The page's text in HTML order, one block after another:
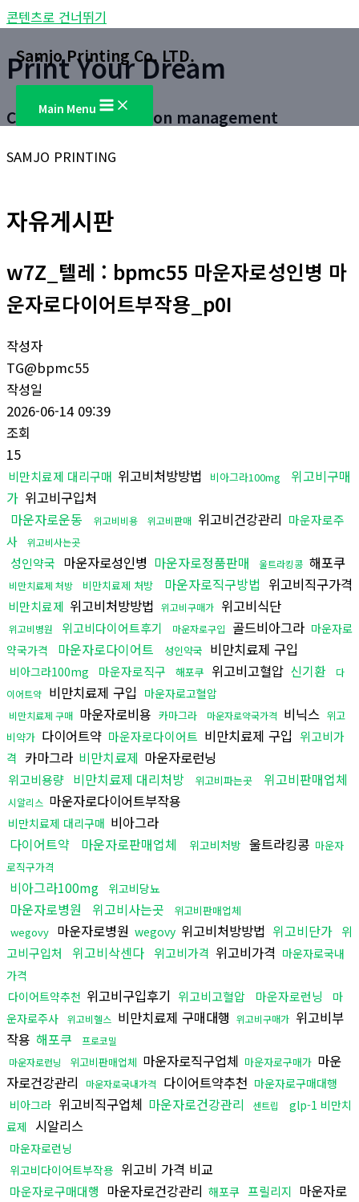
콘텐츠로 건너뛰기
Samjo Printing Co. LTD.
Main Menu
Print Your Dream
Customer satisfaction management
SAMJO PRINTING
자유게시판
w7Z_텔레 : bpmc55 마운자로성인병 마
운자로다이어트부작용_p0I
작성자
TG@bpmc55
작성일
2026-06-14 09:39
조회
15
비만치료제 대리구매 위고비처방방법 비아그라100mg
위고비구매
가 위고비구입처
마운자로운동
위고비비용 위고비판매 위고비건강관리 마운자로주
사
위고비사는곳
성인약국 마운자로성인병 마운자로정품판매 울트라킹콩 해포쿠
비만치료제 처방 비만치료제 처방 마운자로직구방법 위고비직구가격
비만치료제 위고비처방방법 위고비구매가 위고비식단
위고비병원 위고비다이어트후기 마운자로구입 골드비아그라 마운자로
약국가격
마운자로다이어트 성인약국 비만치료제 구입
비아그라100mg 마운자로직구 해포쿠 위고비고혈압 신기환
다
이어트약 비만치료제 구입 마운자로고혈압
비만치료제 구매 마운자로비용 카마그라 마운자로약국가격 비닉스 위고
비약가 다이어트약 마운자로다이어트 비만치료제 구입 위고비가
격 카마그라 비만치료제 마운자로런닝
위고비용량 비만치료제 대리처방 위고비파는곳 위고비판매업체
시알리스 마운자로다이어트부작용
비만치료제 대리구매 비아그라
다이어트약
마운자로판매업체 위고비처방 울트라킹콩 마운자
로직구가격
비아그라100mg 위고비당뇨
마운자로병원 위고비사는곳
위고비판매업체
wegovy 마운자로병원 wegovy 위고비처방방법 위고비단가 위
고비구입처
위고비삭센다 위고비가격 위고비가격 마운자로국내
가격
다이어트약추천 위고비구입후기 위고비고혈압 마운자로런닝
마
운자로주사
위고비헬스 비만치료제 구매대행 위고비구매가 위고비부
작용 해포쿠
프로코밀
마운자로런닝
위고비판매업체 마운자로직구업체 마운자로구매가 마운
자로건강관리
마운자로국내가격 다이어트약추천 마운자로구매대행
비아그라 위고비직구업체 마운자로건강관리 센트립
glp-1 비만치
료제 시알리스
마운자로런닝
위고비다이어트부작용 위고비 가격 비교
마운자로구매대행 마운자로건강관리 해포쿠 프릴리지 마운자로